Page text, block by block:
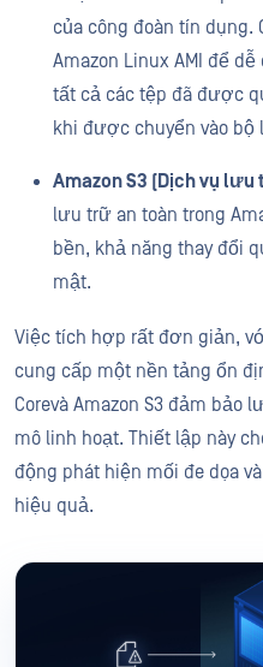
của công đoàn tín dụng.
Amazon Linux AMI để
tất cả các tệp đã được
khi được chuyển vào bộ
Amazon S3 (Dịch vụ
lưu trữ an toàn trong
bền, khả năng thay đổi
mật.
Việc tích hợp rất đơn giản,
cung cấp một nền tảng ổn
Corevà Amazon S3 đảm bảo
mô linh hoạt. Thiết lập này
động phát hiện mối đe dọa
hiệu quả.